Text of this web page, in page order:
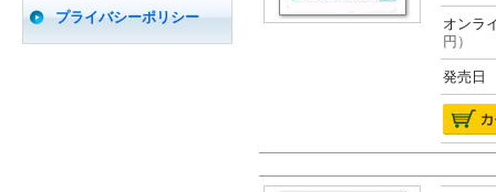
プライバシーポリシー
オン
円）
発売日